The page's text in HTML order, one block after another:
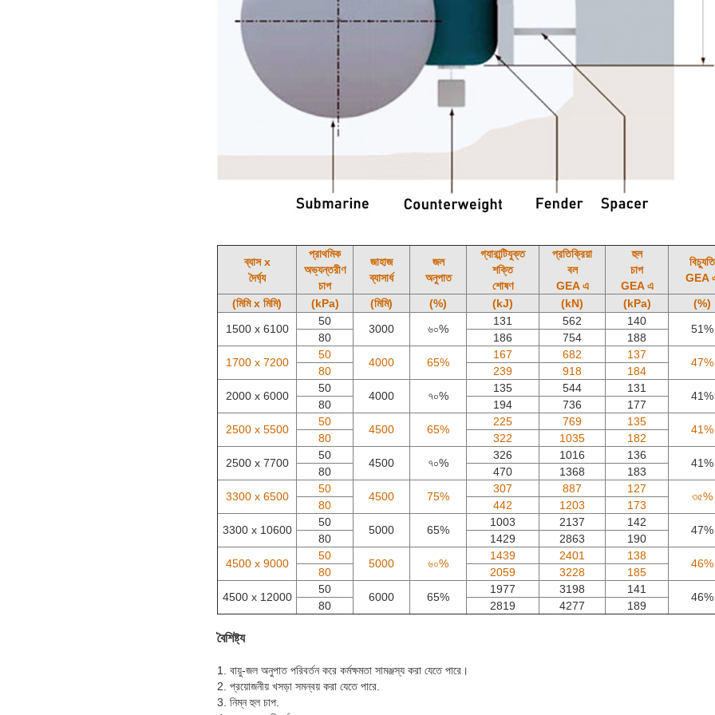
ব্যাস x
দৈর্ঘ্য
প্রাথমিক
অভ্যন্তরীণ
চাপ
জাহাজ
ব্যাসার্ধ
জল
অনুপাত
গ্যারান্টিযুক্ত
শক্তি
শোষণ
প্রতিক্রিয়া
বল
GEA এ
হুল
চাপ
GEA এ
বিচ্যুতি
GEA
(মিমি x মিমি)
(kPa) (মিমি) (%) (kJ) (kN) (kPa)
(%)
1500 x 6100
50
3000 ৬০%
131 562 140
51%
80 186 754
188
1700 x 7200
50
4000 65%
167 682 137
47%
80 239 918
184
2000 x 6000
50
4000 ৭০%
135 544 131
41%
80 194 736
177
2500 x 5500
50
4500 65%
225 769 135
41%
80 322 1035
182
2500 x 7700
50
4500 ৭০%
326 1016 136
41%
80 470 1368
183
3300 x 6500
50
4500 75%
307 887 127
৩৫%
80 442 1203
173
3300 x 10600
50
5000 65%
1003 2137 142
47%
80 1429 2863
190
4500 x 9000
50
5000 ৬০%
1439 2401 138
46%
80 2059 3228
185
4500 x 12000
50
6000 65%
1977 3198 141
46%
80 2819 4277 189
বৈশিষ্ট্য
1. বায়ু-জল অনুপাত পরিবর্তন করে কর্মক্ষমতা সামঞ্জস্য করা যেতে পারে।
2. প্রয়োজনীয় খসড়া সমন্বয় করা যেতে পারে.
3. নিম্ন হুল চাপ.